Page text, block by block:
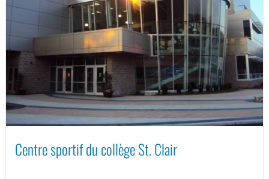
Centre sportif du collège St. Clair